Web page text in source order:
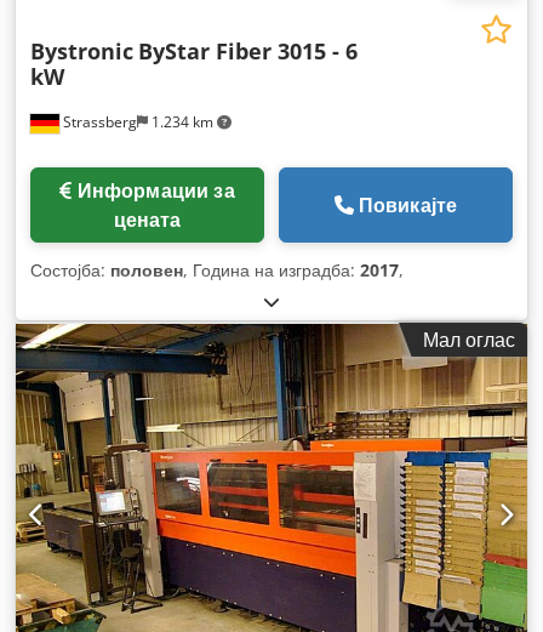
Strassberg 1.234 km
Bystronic ByStar Fiber 3015 - 6
kW
цената
Повикајте
Состојба: половен, Година на изградба: 2017,
Мал оглас